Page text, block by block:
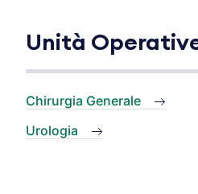
Unità
Chirurgia Generale
Urologia